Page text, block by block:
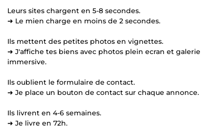
Leurs sites chargent en 5-8 secondes.
➜ Le mien charge en moins de 2 secondes.
Ils mettent des petites photos en vignettes.
➜ J'affiche tes biens avec photos plein ecran et galerie
immersive.
Ils oublient le formulaire de contact.
➜ Je place un bouton de contact sur chaque annonce.
Ils livrent en 4-6 semaines.
➜ Je livre en 72h.